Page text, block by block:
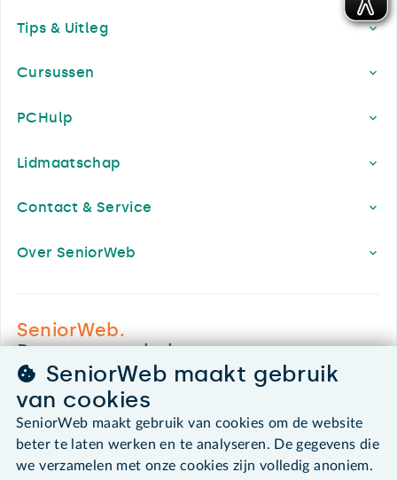
Tips & Uitleg
Cursussen
PCHulp
Lidmaatschap
Contact & Service
Over SeniorWeb
SeniorWeb.
De computerhulp voor u.
030 - 276 99 65
leden@seniorweb.nl
SeniorWeb maakt gebruik
van cookies
SeniorWeb maakt gebruik van cookies om de website
beter te laten werken en te analyseren. De gegevens die
we verzamelen met onze cookies zijn volledig anoniem.